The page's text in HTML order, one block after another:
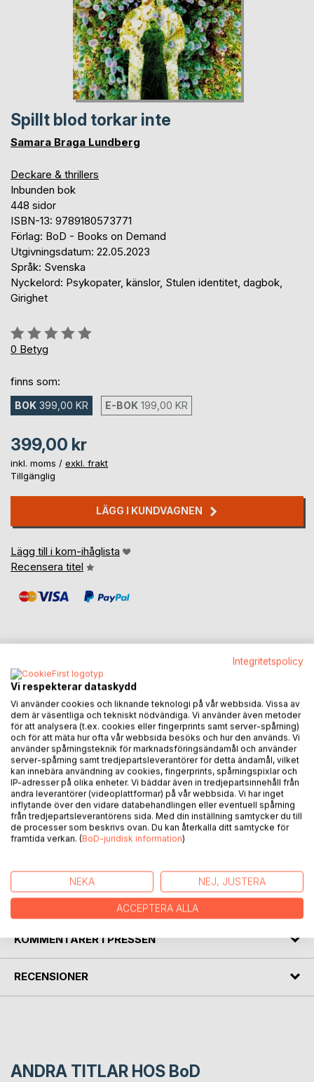
Spillt blod torkar inte
Samara Braga Lundberg
Deckare & thrillers
Inbunden bok
448 sidor
ISBN-13: 9789180573771
Förlag: BoD - Books on Demand
Utgivningsdatum: 22.05.2023
Språk: Svenska
Nyckelord: Psykopater, känslor, Stulen identitet, dagbok,
Girighet
Betyg::
0%
0 Betyg
finns som:
BOK 399,00 KR E-BOK 199,00 KR
399,00 kr
inkl. moms / exkl. frakt
Tillgänglig
LÄGG I KUNDVAGNEN
Lägg till i kom-ihåglista
Recensera titel
BESKRIVNING
Maggan lever i sin egen värld. Hon bränner människor
levande i tron att lågorna som blossar upp visar offrens
rena känslor. Varje känsla har sin specifika form, färg och
ljud som hon avnjuter som finsmakare. Maggan lyckas
nästla sig in hos en förmögen familj med tre barn. Hon
dödar mannen, stjäl hustruns identitet, stympar henne och
gör henne till sin levande dagbok. Kan vi bli en dagbok åt en
annan? Offret fick utstå decennier av tortyr utan att lyckas
fly. En mamma med två små barn kommer i Maggans väg.
Maggan planerar att döda familjen, men den unga kvinnan
FÖRFATTARE
KOMMENTARER I PRESSEN
RECENSIONER
ANDRA TITLAR HOS BoD
Integritetspolicy
Vi respekterar dataskydd
Vi använder cookies och liknande teknologi på vår webbsida. Vissa av
dem är väsentliga och tekniskt nödvändiga. Vi använder även metoder
för att analysera (t.ex. cookies eller fingerprints samt server-spårning)
och för att mäta hur ofta vår webbsida besöks och hur den används. Vi
använder spårningsteknik för marknadsföringsändamål och använder
server-spårning samt tredjepartsleverantörer för detta ändamål, vilket
kan innebära användning av cookies, fingerprints, spårningspixlar och
IP-adresser på olika enheter. Vi bäddar även in tredjepartsinnehåll från
andra leverantörer (videoplattformar) på vår webbsida. Vi har inget
inflytande över den vidare databehandlingen eller eventuell spårning
från tredjepartsleverantörens sida. Med din inställning samtycker du till
de processer som beskrivs ovan. Du kan återkalla ditt samtycke för
framtida verkan. (BoD-juridisk information)
NEKA NEJ, JUSTERA
ACCEPTERA ALLA